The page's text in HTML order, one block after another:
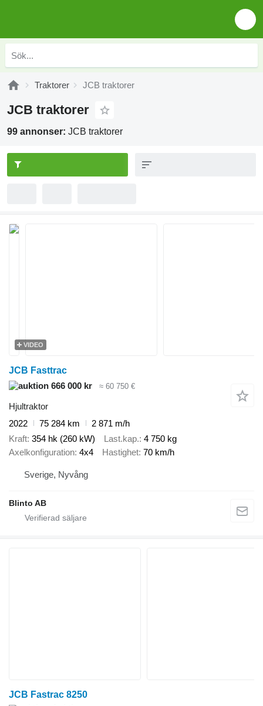
Traktorer JCB traktorer
JCB traktorer
99 annonser: JCB traktorer
VIDEO
JCB Fasttrac
666 000 kr
≈ 60 750 €
Hjultraktor
2022
75 284 km
2 871 m/h
Kraft 354 hk (260 kW) Last.kap. 4 750 kg
Axelkonfiguration 4x4 Hastighet 70 km/h
Sverige, Nyvång
Blinto AB
JCB Fastrac 8250